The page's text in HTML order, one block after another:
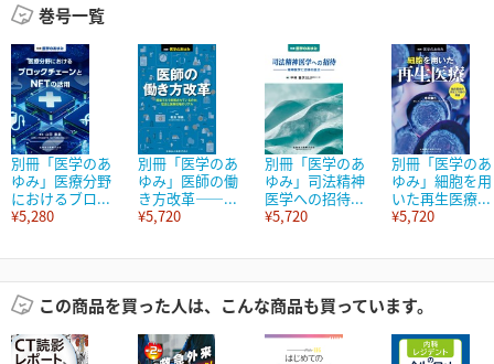
巻号一覧
別冊「医学のあ
ゆみ」医療分野
におけるブロ...
¥5,280
別冊「医学のあ
ゆみ」医師の働
き方改革――...
¥5,720
別冊「医学のあ
ゆみ」司法精神
医学への招待...
¥5,720
別冊「医学のあ
ゆみ」細胞を用
いた再生医療...
¥5,720
この商品を買った人は、こんな商品も買っています。